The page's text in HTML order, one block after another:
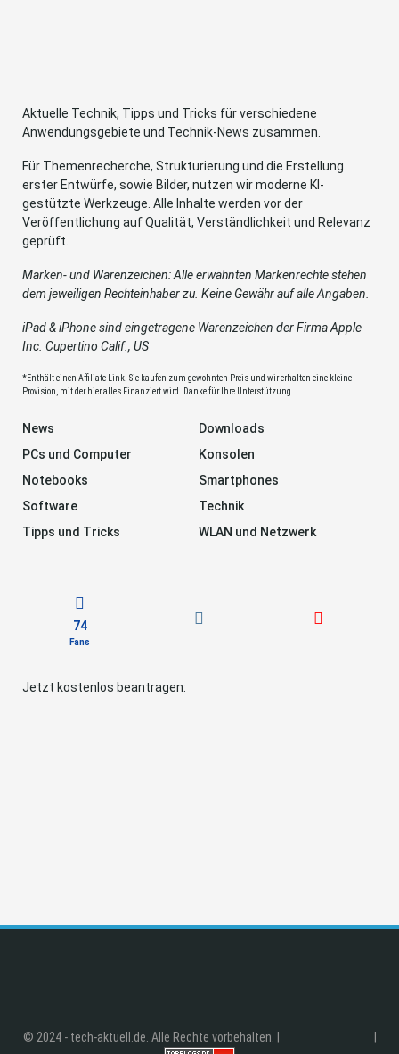
Aktuelle Technik, Tipps und Tricks für verschiedene
Anwendungsgebiete und Technik-News zusammen.
Für Themenrecherche, Strukturierung und die Erstellung
erster Entwürfe, sowie Bilder, nutzen wir moderne KI-
gestützte Werkzeuge. Alle Inhalte werden vor der
Veröffentlichung auf Qualität, Verständlichkeit und Relevanz
geprüft.
Marken- und Warenzeichen: Alle erwähnten Markenrechte stehen
dem jeweiligen Rechteinhaber zu. Keine Gewähr auf alle Angaben.
iPad & iPhone sind eingetragene Warenzeichen der Firma Apple
Inc. Cupertino Calif., US
*Enthält einen Affiliate-Link. Sie kaufen zum gewohnten Preis und wir erhalten eine kleine
Provision, mit der hier alles Finanziert wird. Danke für Ihre Unterstützung.
News
Downloads
PCs und Computer
Konsolen
Notebooks
Smartphones
Software
Technik
Tipps und Tricks
WLAN und Netzwerk
74
Fans
Jetzt kostenlos beantragen:
© 2024 - tech-aktuell.de. Alle Rechte vorbehalten. |